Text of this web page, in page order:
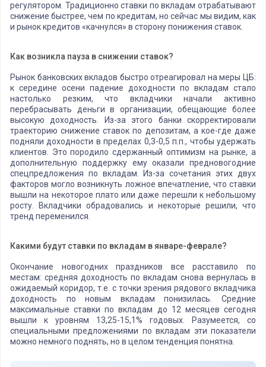
регулятором. Традиционно ставки по вкладам отрабатывают
снижение быстрее, чем по кредитам, но сейчас мы видим, как
и рынок кредитов «качнулся» в сторону понижения ставок.
Как возникла пауза в снижении ставок?
Рынок банковских вкладов быстро отреагировал на меры ЦБ:
к середине осени падение доходности по вкладам стало
настолько резким, что вкладчики начали активно
перебрасывать деньги в организации, обещающие более
высокую доходность. Из-за этого банки скорректировали
траекторию снижение ставок по депозитам, а кое-где даже
подняли доходности в пределах 0,3-0,5 п.п., чтобы удержать
клиентов. Это породило сдержанный оптимизм на рынке, а
дополнительную поддержку ему оказали предновогодние
спецпредложения по вкладам. Из-за сочетания этих двух
факторов могло возникнуть ложное впечатление, что ставки
вышли на некоторое плато или даже перешли к небольшому
росту. Вкладчики обрадовались и некоторые решили, что
тренд переменился.
Какими будут ставки по вкладам в январе-феврале?
Окончание новогодних праздников все расставило по
местам: средняя доходность по вкладам снова вернулась в
ожидаемый коридор, т.е. с точки зрения рядового вкладчика
доходность по новым вкладам понизилась. Средние
максимальные ставки по вкладам до 12 месяцев сегодня
вышли к уровням 13,25-15,1% годовых. Разумеется, со
специальными предложениями по вкладам эти показатели
можно немного поднять, но в целом тенденция понятна.